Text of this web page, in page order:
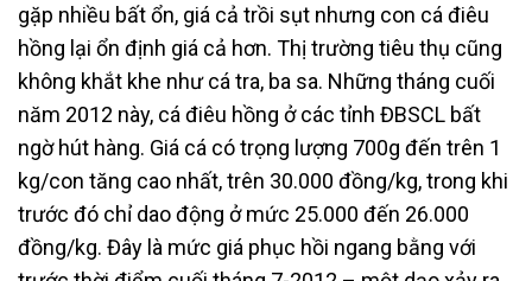
gặp nhiều bất ổn, giá cả trồi sụt nhưng con cá điêu
hồng lại ổn định giá cả hơn. Thị trường tiêu thụ cũng
không khắt khe như cá tra, ba sa. Những tháng cuối
năm 2012 này, cá điêu hồng ở các tỉnh ĐBSCL bất
ngờ hút hàng. Giá cá có trọng lượng 700g đến trên 1
kg/con tăng cao nhất, trên 30.000 đồng/kg, trong khi
trước đó chỉ dao động ở mức 25.000 đến 26.000
đồng/kg. Đây là mức giá phục hồi ngang bằng với